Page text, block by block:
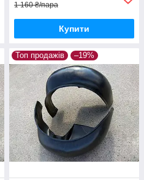
1 160 ₴/пара
Купити
Топ продажів –19%